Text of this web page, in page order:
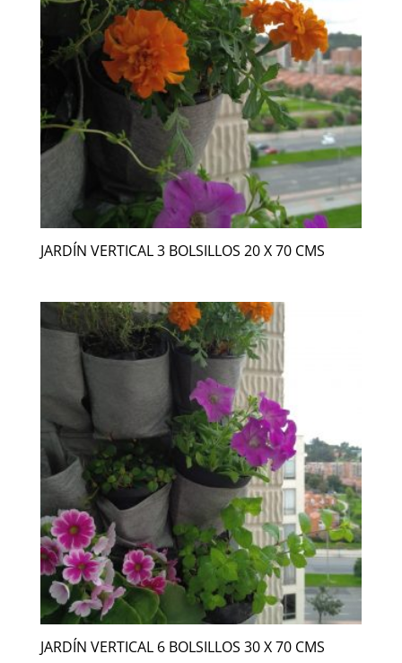
JARDÍN VERTICAL 3 BOLSILLOS 20 X 70 CMS
JARDÍN VERTICAL 6 BOLSILLOS 30 X 70 CMS